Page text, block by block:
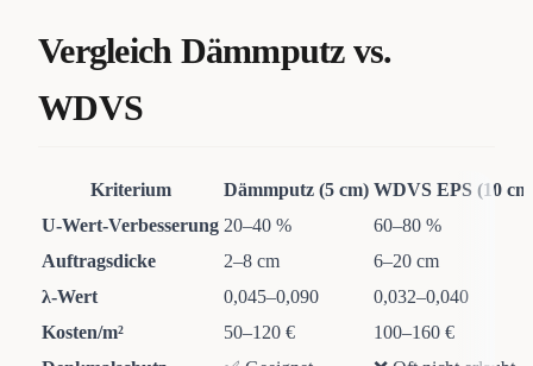
Vergleich Dämmputz vs.
WDVS
Kriterium Dämmputz (5 cm) WDVS EPS (10
U-Wert-Verbesserung 20–40 %
60–80 %
Auftragsdicke
2–8 cm
6–20 cm
λ-Wert
0,045–0,090
0,032–0,040
Kosten/m²
50–120 €
100–160 €